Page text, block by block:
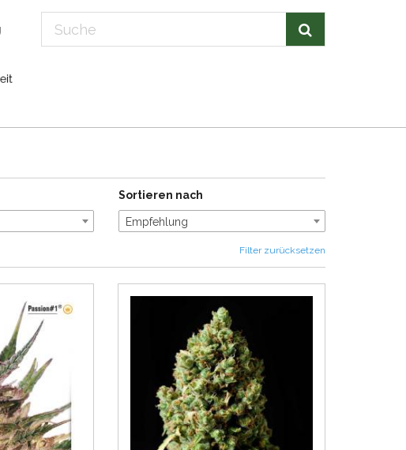
Sortieren nach
Empfehlung
Filter zurücksetzen